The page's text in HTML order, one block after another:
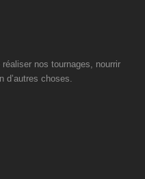
nos tournages, nourrir
d’autres choses.